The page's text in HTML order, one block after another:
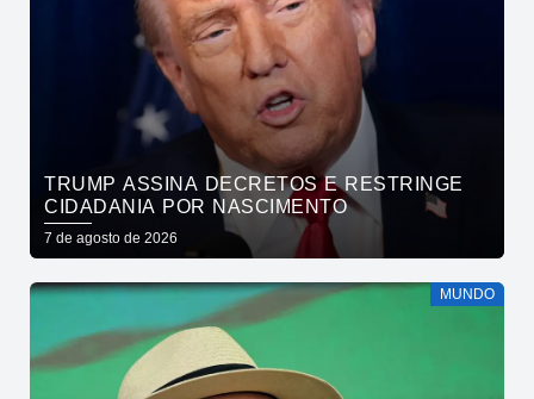
TRUMP ASSINA DECRETOS E RESTRINGE
CIDADANIA POR NASCIMENTO
7 de agosto de 2026
MUNDO